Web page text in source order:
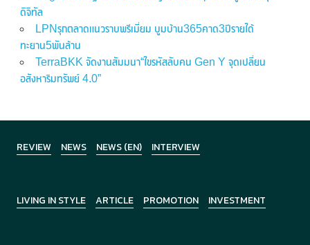
ดิจิทัล
LPNรุกตลาดแนวราบพรีเมี่ยม บูมบ้าน365คาด3ปีรายได้
ทะยาน5พันล้าน
TerraBKK จัดงานสัมมนา“ไขรหัสลับคน Gen Y จุดเปลี่ยน
อสังหาริมทรัพย์ 4.0”
REVIEW NEWS NEWS (EN) INTERVIEW
LIVING IN STYLE ARTICLE PROMOTION INVESTMENT